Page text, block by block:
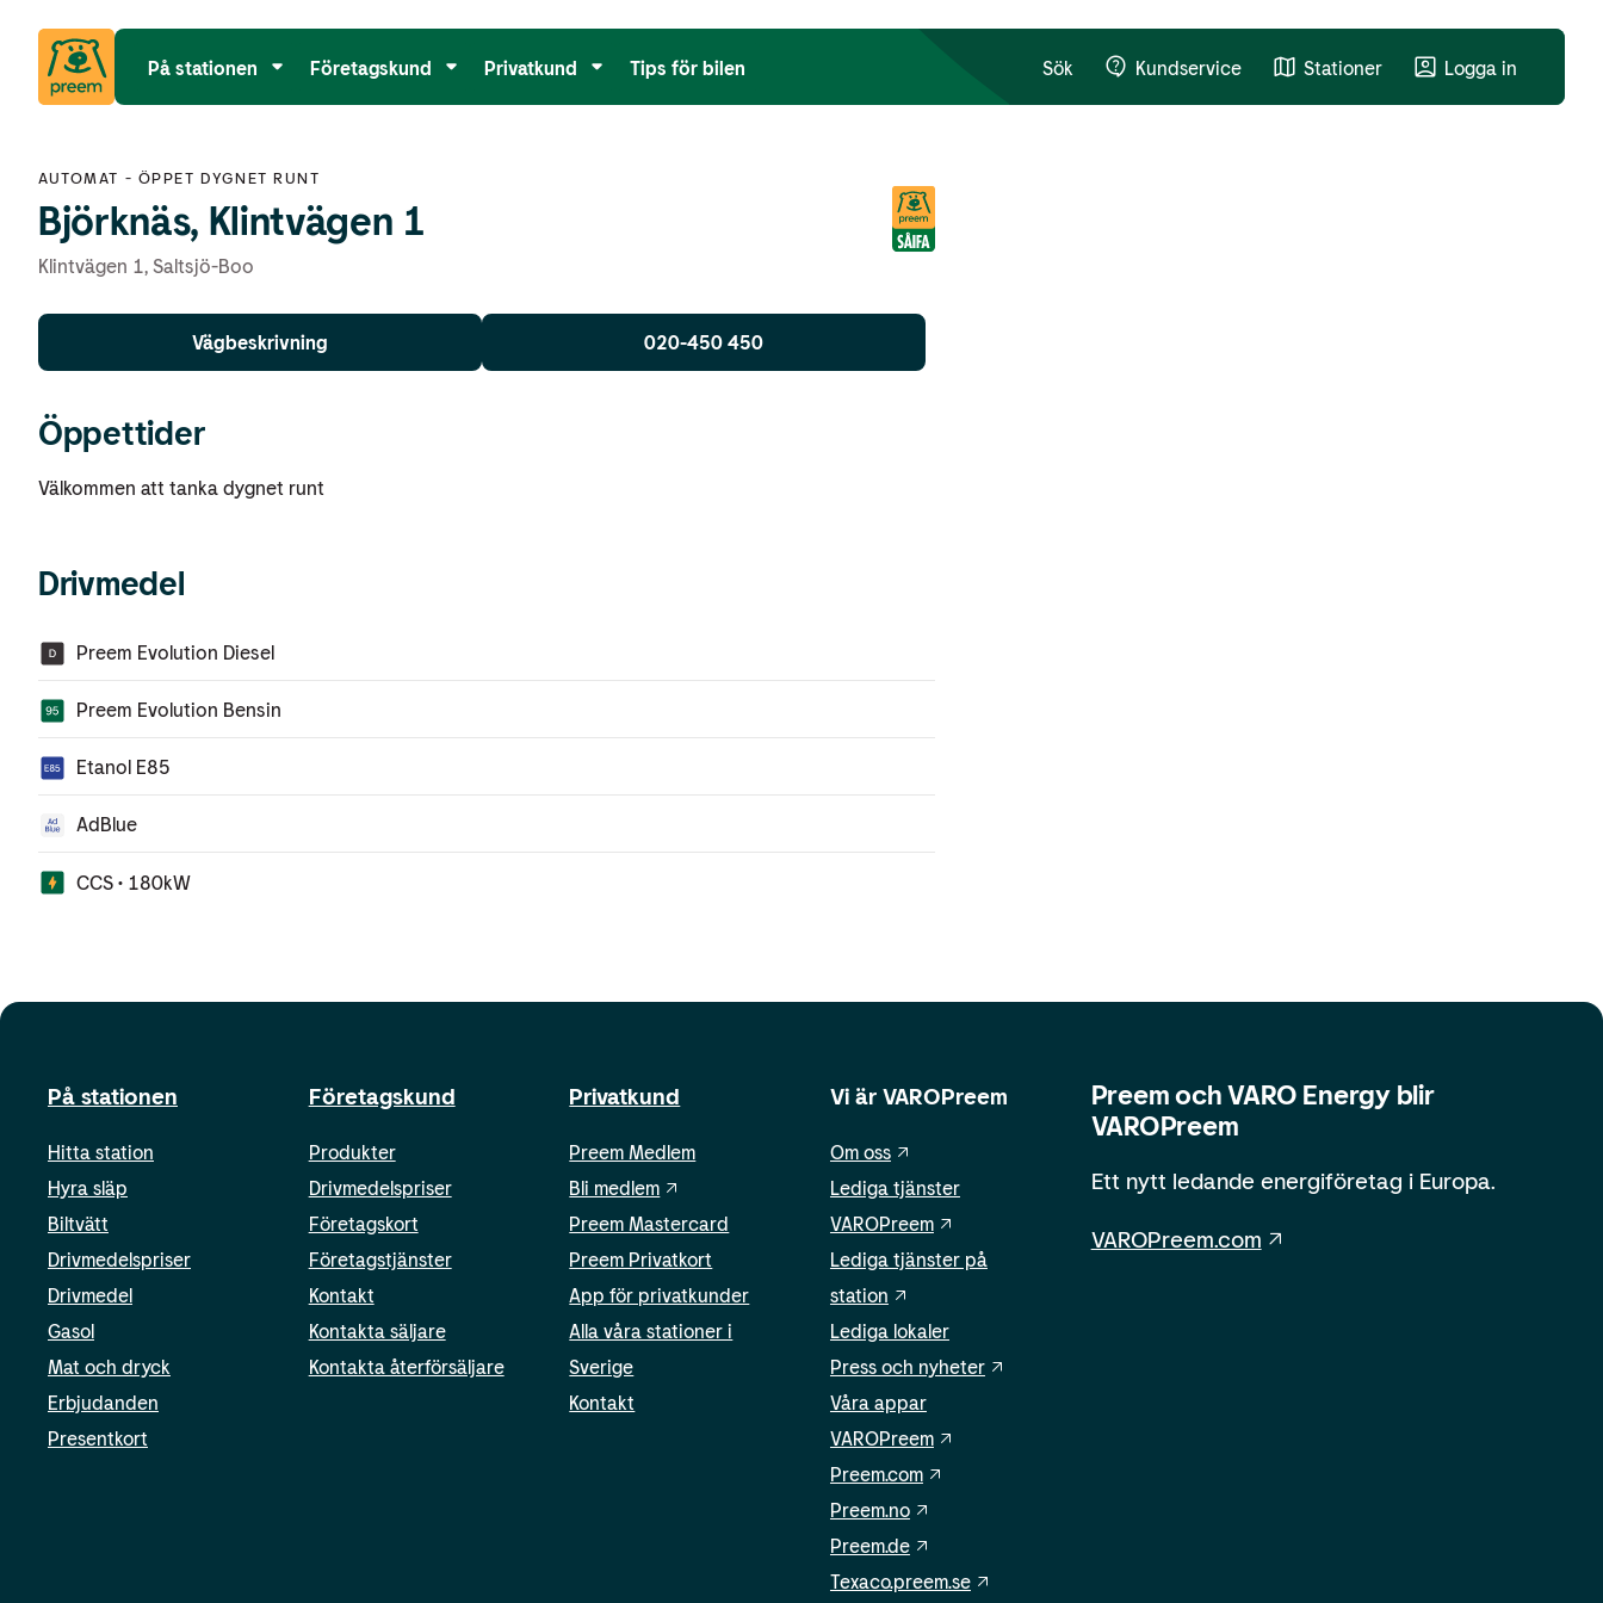
På stationen Företagskund Privatkund Tips för bilen Sök Kundservice Stationer Logga in
AUTOMAT - ÖPPET DYGNET RUNT
Björknäs, Klintvägen 1
Klintvägen 1, Saltsjö-Boo
Vägbeskrivning 020-450 450
Öppettider
Välkommen att tanka dygnet runt
Drivmedel
Preem Evolution Diesel
Preem Evolution Bensin
Etanol E85
AdBlue
CCS • 180kW
På stationen
Hitta station
Hyra släp
Biltvätt
Drivmedelspriser
Drivmedel
Gasol
Mat och dryck
Erbjudanden
Presentkort
Företagskund
Produkter
Drivmedelspriser
Företagskort
Företagstjänster
Kontakt
Kontakta säljare
Kontakta återförsäljare
Privatkund
Preem Medlem
Bli medlem
Preem Mastercard
Preem Privatkort
App för privatkunder
Alla våra stationer i
Sverige
Kontakt
Vi är VAROPreem
Om oss
Lediga tjänster
VAROPreem
Lediga tjänster på
station
Lediga lokaler
Press och nyheter
Våra appar
VAROPreem
Preem.com
Preem.no
Preem.de
Texaco.preem.se
Preem och VARO Energy blir
VAROPreem
Ett nytt ledande energiföretag i Europa.
VAROPreem.com